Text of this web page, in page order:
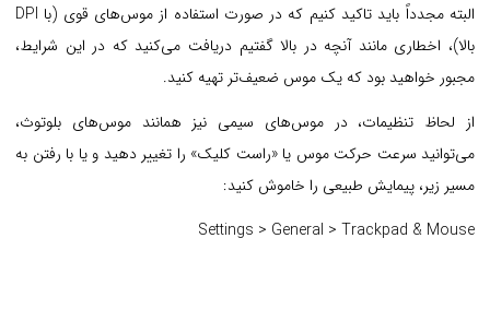
البته مجدداً باید تاکید کنیم که در صورت استفاده از موس‌های قوی (با DPI
بالا)، اخطاری مانند آنچه در بالا گفتیم دریافت می‌کنید که در این شرایط،
مجبور خواهید بود که یک موس ضعیف‌تر تهیه کنید.
از لحاظ تنظیمات، در موس‌های سیمی نیز همانند موس‌های بلوتوث،
می‌توانید سرعت حرکت موس یا «راست کلیک» را تغییر دهید و یا با رفتن به
مسیر زیر، پیمایش طبیعی را خاموش کنید:
Settings > General > Trackpad & Mouse